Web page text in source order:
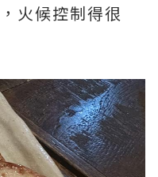
火候控制得很